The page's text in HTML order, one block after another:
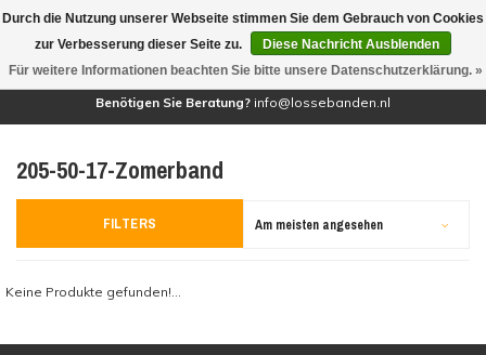
(0)
Benötigen Sie Beratung? info@lossebanden.nl
205-50-17-Zomerband
FILTERS Am meisten angesehen
Keine Produkte gefunden!...
Durch die Nutzung unserer Webseite stimmen Sie dem Gebrauch von Cookies
zur Verbesserung dieser Seite zu.
Diese Nachricht Ausblenden
Für weitere Informationen beachten Sie bitte unsere Datenschutzerklärung. »